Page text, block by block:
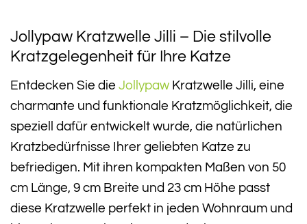
Jollypaw Kratzwelle Jilli – Die stilvolle
Kratzgelegenheit für Ihre Katze
Entdecken Sie die Jollypaw Kratzwelle Jilli, eine
charmante und funktionale Kratzmöglichkeit, die
speziell dafür entwickelt wurde, die natürlichen
Kratzbedürfnisse Ihrer geliebten Katze zu
befriedigen. Mit ihren kompakten Maßen von 50
cm Länge, 9 cm Breite und 23 cm Höhe passt
diese Kratzwelle perfekt in jeden Wohnraum und